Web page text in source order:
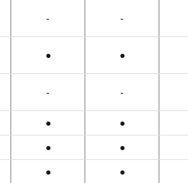
- -
● ●
- -
● ●
● ●
● ●